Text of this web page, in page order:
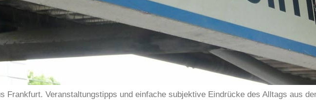
Frankfurt. Veranstaltungstipps und einfache subjektive Eindrücke des Alltags aus